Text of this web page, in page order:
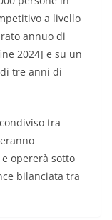
a livello
annuo di
2024] e su un
tre anni di
tra
opererà sotto
bilanciata tra